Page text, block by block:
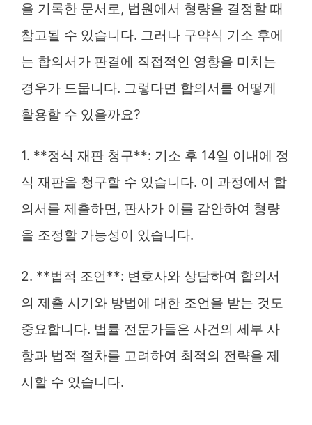
을 기록한 문서로, 법원에서 형량을 결정할 때
참고될 수 있습니다. 그러나 구약식 기소 후에
는 합의서가 판결에 직접적인 영향을 미치는
경우가 드뭅니다. 그렇다면 합의서를 어떻게
활용할 수 있을까요?
1. **정식 재판 청구**: 기소 후 14일 이내에 정
식 재판을 청구할 수 있습니다. 이 과정에서 합
의서를 제출하면, 판사가 이를 감안하여 형량
을 조정할 가능성이 있습니다.
2. **법적 조언**: 변호사와 상담하여 합의서
의 제출 시기와 방법에 대한 조언을 받는 것도
중요합니다. 법률 전문가들은 사건의 세부 사
항과 법적 절차를 고려하여 최적의 전략을 제
시할 수 있습니다.